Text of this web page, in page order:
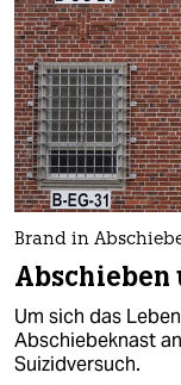
Brand in
Abschieben
Um sich das
Abschiebeknast
Suizidversuch.